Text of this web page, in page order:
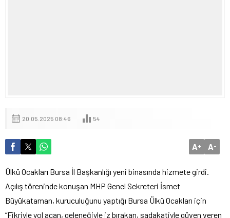
20.05.2025 08:46 54
A+ A-
Ülkü Ocakları Bursa İl Başkanlığı yeni binasında hizmete girdi.
Açılış töreninde konuşan MHP Genel Sekreteri İsmet
Büyükataman, kuruculuğunu yaptığı Bursa Ülkü Ocakları için
“Fikriyle yol açan, geleneğiyle iz bırakan, sadakatiyle güven veren